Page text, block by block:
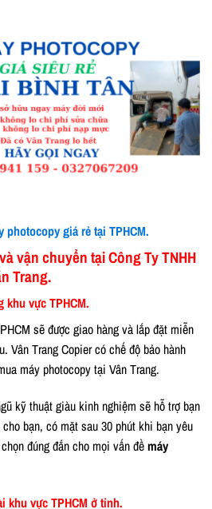
photocopy giá rẻ tại TPHCM.
vận chuyển tại Công Ty TNHH
Trang.
vực TPHCM.
sẽ được giao hàng và lắp đặt miễn
Vân Trang Copier có chế độ bảo hành
máy photocopy tại Vân Trang.
kỹ thuật giàu kinh nghiệm sẽ hỗ trợ bạn
bạn, có mặt sau 30 phút khi bạn yêu
đúng đắn cho mọi vấn đềmáy
khu vực TPHCM ở tỉnh.